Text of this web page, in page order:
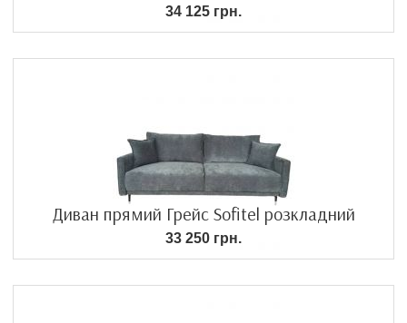
34 125 грн.
Диван прямий Грейс Sofitel розкладний
33 250 грн.